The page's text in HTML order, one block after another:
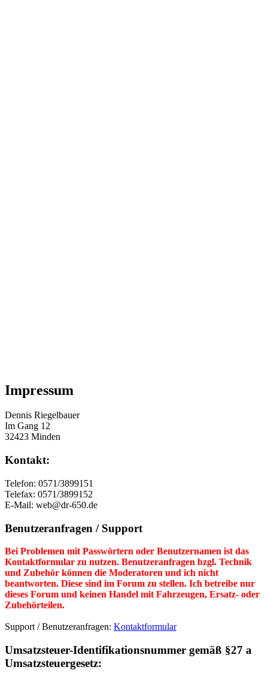
Impressum
Dennis Riegelbauer
Im Gang 12
32423 Minden
Kontakt:
Telefon: 0571/3899151
Telefax: 0571/3899152
E-Mail: web@dr-650.de
Benutzeranfragen / Support
Bei Problemen mit Passwörtern oder Benutzernamen ist das
Kontaktformular zu nutzen. Benutzeranfragen bzgl. Technik
und Zubehör können die Moderatoren und ich nicht
beantworten. Diese sind im Forum zu stellen. Ich betreibe nur
dieses Forum und keinen Handel mit Fahrzeugen, Ersatz- oder
Zubehörteilen.
Support / Benutzeranfragen: Kontaktformular
Umsatzsteuer-Identifikationsnummer gemäß §27 a
Umsatzsteuergesetz: